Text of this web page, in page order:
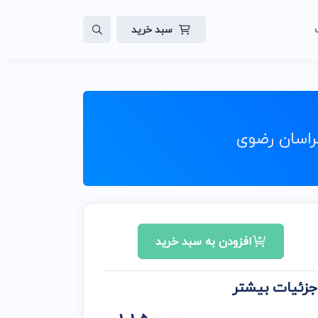
سبد خرید
رضوی
افزودن به سبد خرید
جزئیات بیشتر